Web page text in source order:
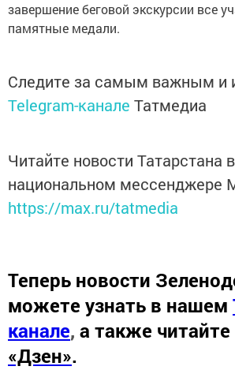
завершение беговой экскурсии все
памятные медали.
Следите за самым важным и
Telegram-канале Татмедиа
Читайте новости Татарстана в
национальном мессенджере
https://max.ru/tatmedia
Теперь новости
можете узнать в нашем
канале, а также читайте
«Дзен».